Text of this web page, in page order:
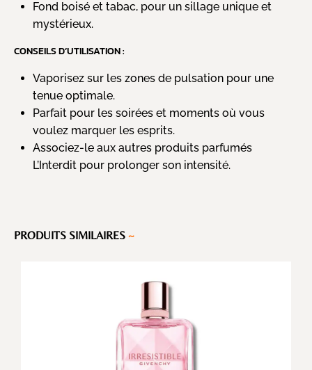
Fond boisé et tabac, pour un sillage unique et
mystérieux.
CONSEILS D’UTILISATION :
Vaporisez sur les zones de pulsation pour une
tenue optimale.
Parfait pour les soirées et moments où vous
voulez marquer les esprits.
Associez-le aux autres produits parfumés
L’Interdit pour prolonger son intensité.
PRODUITS SIMILAIRES ~